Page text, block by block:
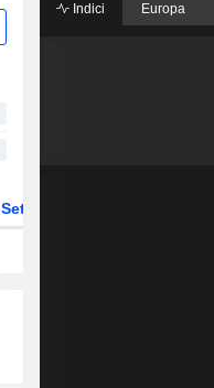
Settore
Indici Europa